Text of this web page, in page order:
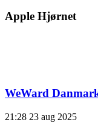
Apple Hjørnet
WeWard
21:28 23 aug 2025